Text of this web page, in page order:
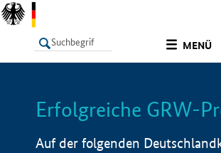
MENÜ
LISTE
Erfolgreiche GRW-
Auf der folgenden